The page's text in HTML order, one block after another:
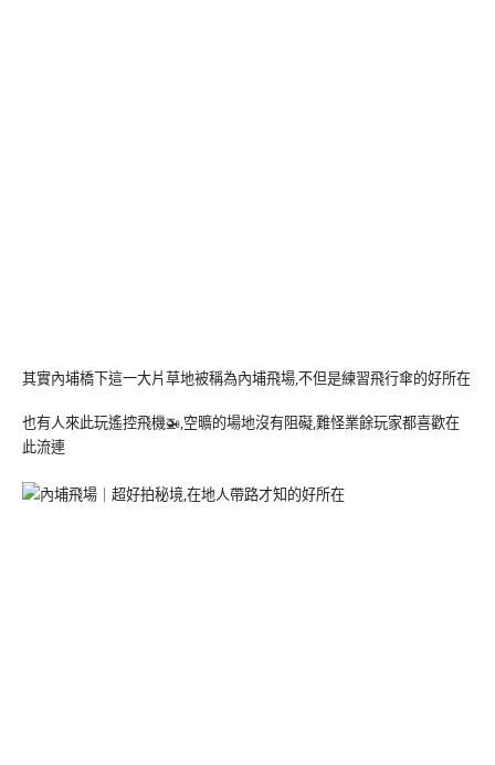
其實內埔橋下這一大片草地被稱為內埔飛場,不但是練習飛行傘的好所在
也有人來此玩遙控飛機🚁,空曠的場地沒有阻礙,難怪業餘玩家都喜歡在
此流連